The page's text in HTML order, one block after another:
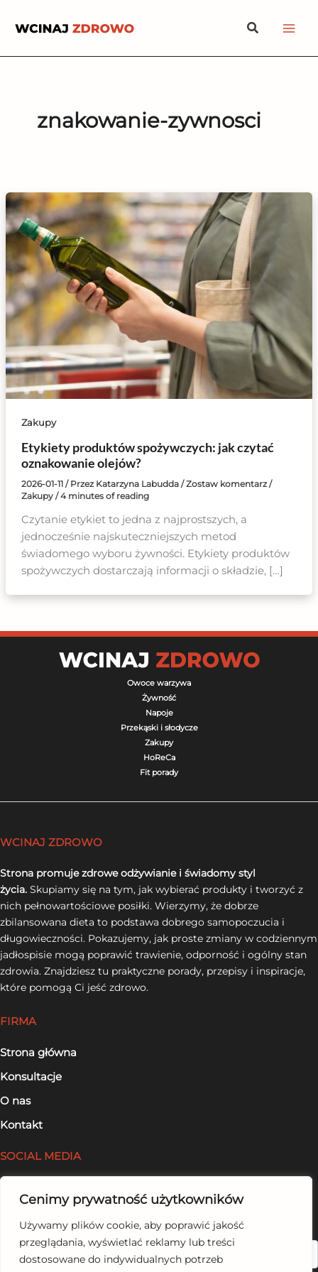
Cenimy prywatność użytkowników
Używamy plików cookie, aby poprawić jakość
przeglądania, wyświetlać reklamy lub treści
dostosowane do indywidualnych potrzeb
Szukaj
znakowanie-zywnosci
Zakupy
Etykiety produktów spożywczych: jak czytać
oznakowanie olejów?
2026-01-11 / Przez Katarzyna Labudda /Zostaw komentarz /
Zakupy/4 minutes of reading
Czytanie etykiet to jedna z najprostszych, a
jednocześnie najskuteczniejszych metod
świadomego wyboru żywności. Etykiety produktów
spożywczych dostarczają informacji o składzie, […]
Owoce warzywa
Żywność
Napoje
Przekąski i słodycze
Zakupy
HoReCa
Fit porady
WCINAJ ZDROWO
Strona promuje zdrowe odżywianie i świadomy styl
życia. Skupiamy się na tym, jak wybierać produkty i tworzyć z
nich pełnowartościowe posiłki. Wierzymy, że dobrze
zbilansowana dieta to podstawa dobrego samopoczucia i
długowieczności. Pokazujemy, jak proste zmiany w codziennym
jadłospisie mogą poprawić trawienie, odporność i ogólny stan
zdrowia. Znajdziesz tu praktyczne porady, przepisy i inspiracje,
które pomogą Ci jeść zdrowo.
FIRMA
Strona główna
Konsultacje
O nas
Kontakt
SOCIAL MEDIA
Szukaj